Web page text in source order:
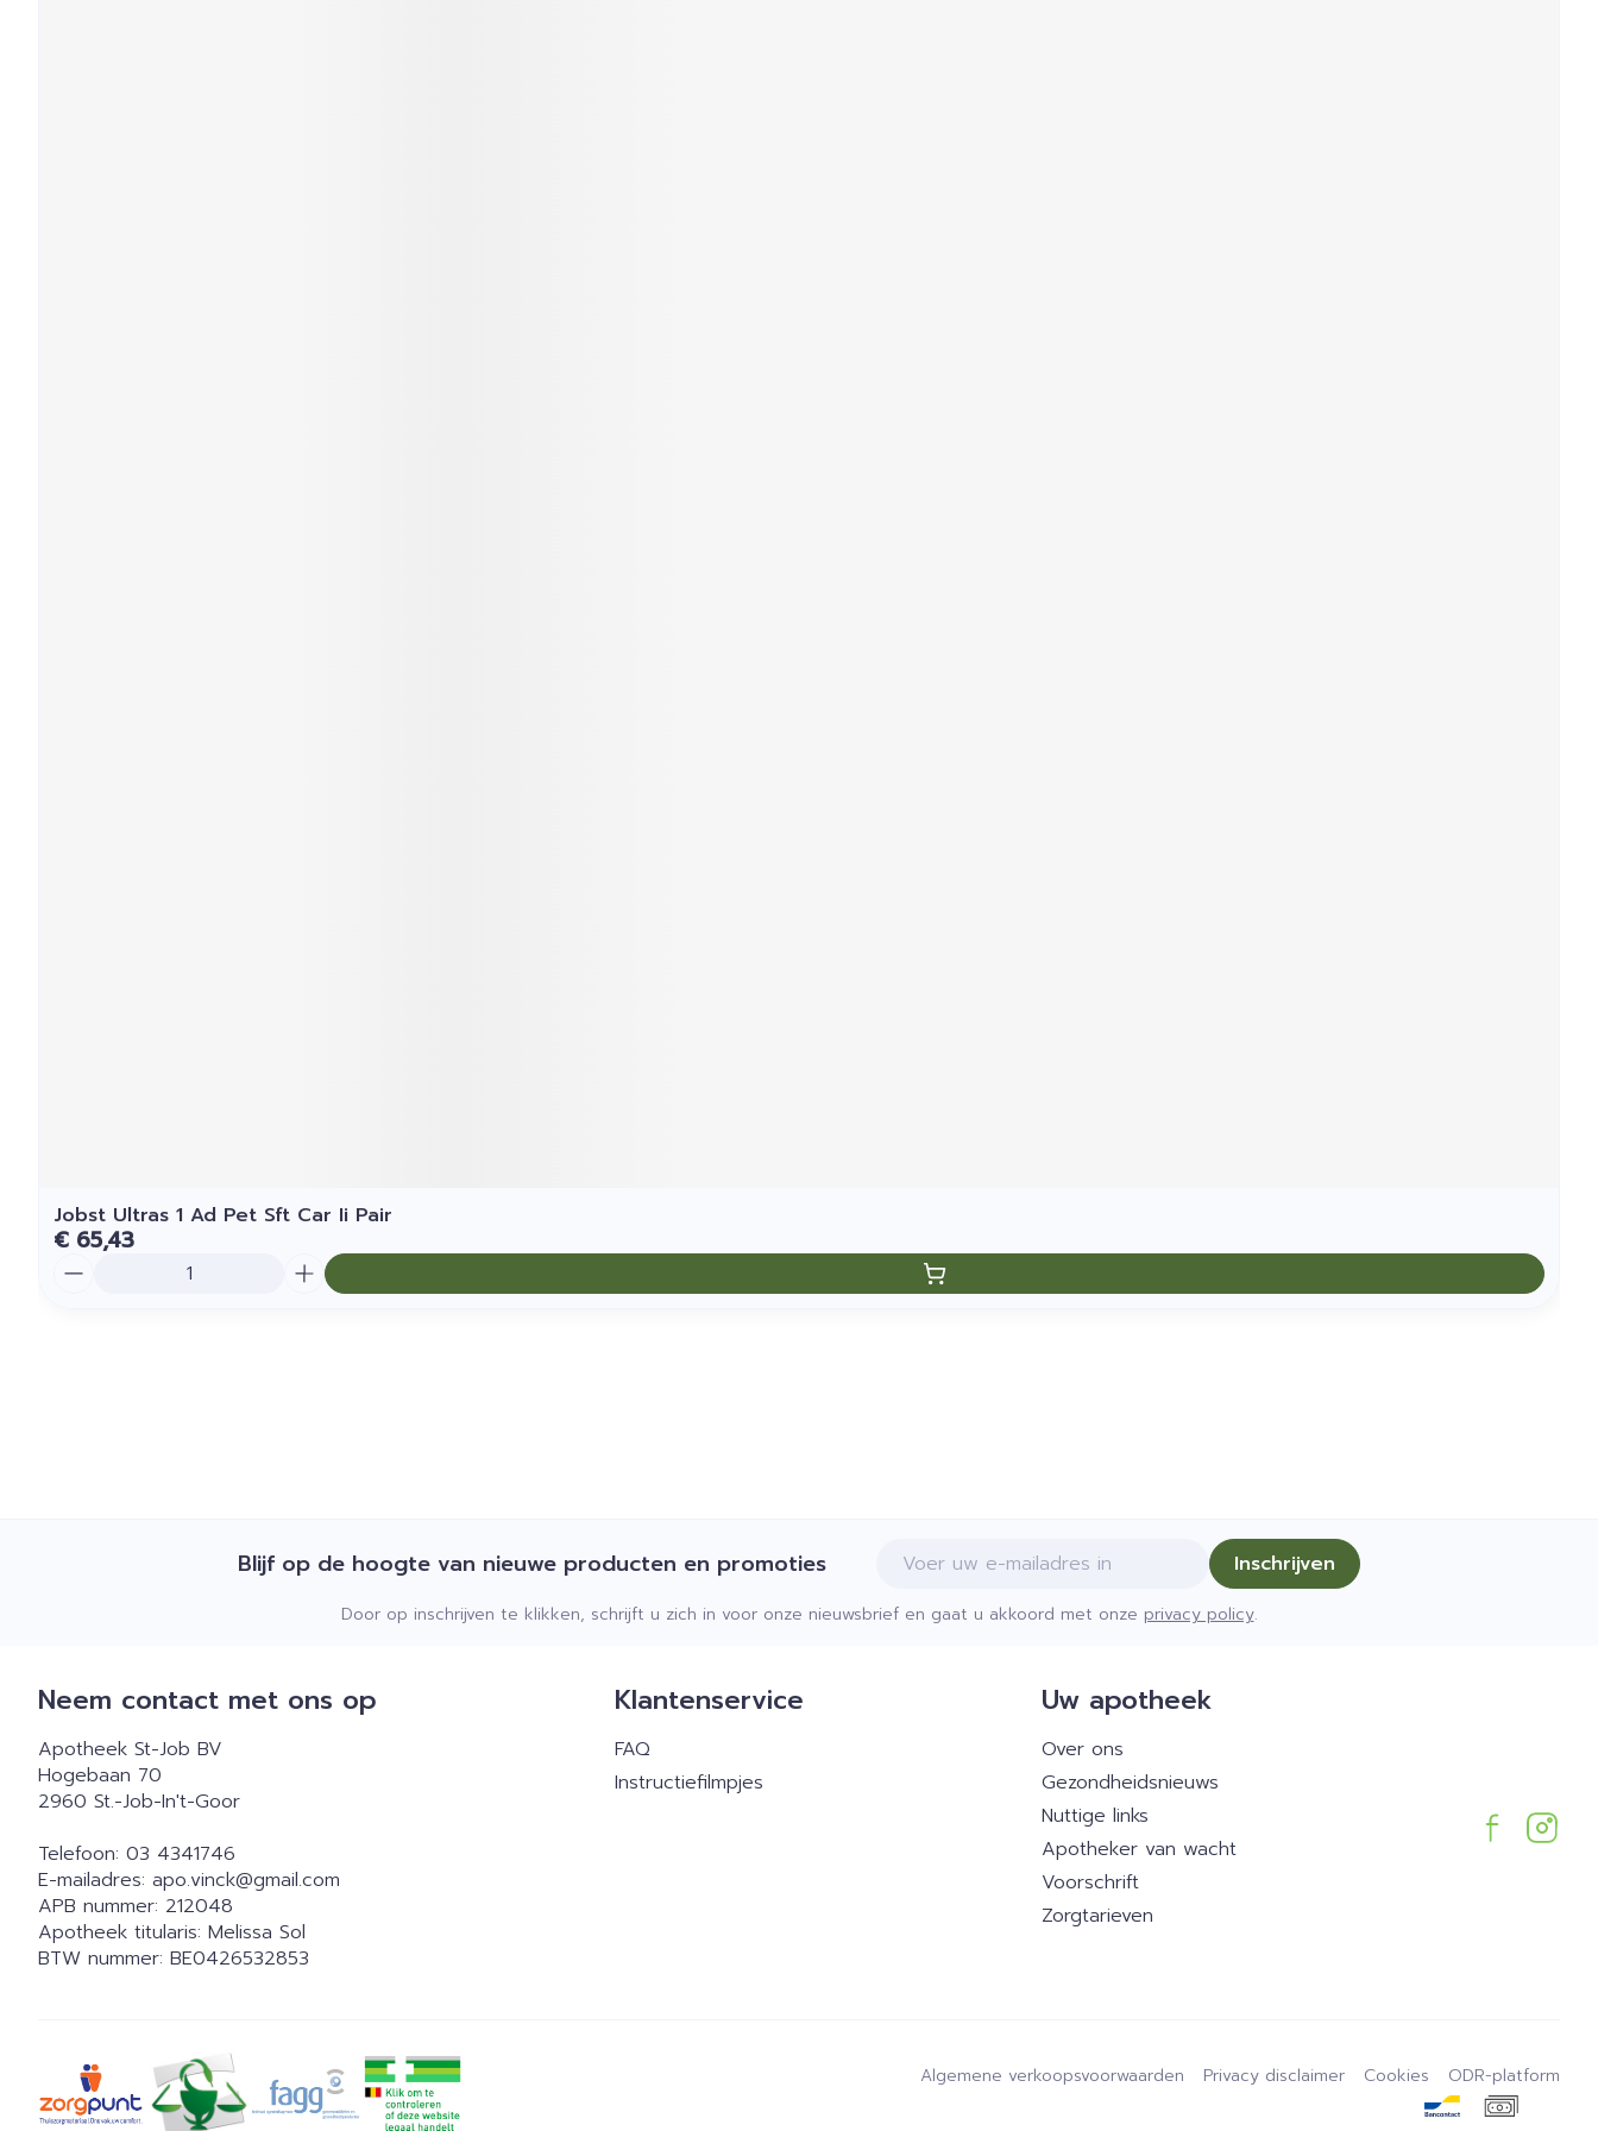
Jobst Ultras 1 Ad Pet Sft Car Ii Pair
€ 65,43
Blijf op de hoogte van nieuwe producten en promoties E-mail adres Inschrijven
Door op inschrijven te klikken, schrijft u zich in voor onze nieuwsbrief en gaat u akkoord met onze privacy policy.
Neem contact met ons op
Apotheek St-Job BV
Hogebaan 70
2960 St.-Job-In't-Goor
Telefoon: 03 4341746
E-mailadres: apo.vinck@gmail.com
APB nummer: 212048
Apotheek titularis: Melissa Sol
BTW nummer: BE0426532853
Klantenservice
FAQ
Instructiefilmpjes
Uw apotheek
Over ons
Gezondheidsnieuws
Nuttige links
Apotheker van wacht
Voorschrift
Zorgtarieven
Algemene verkoopsvoorwaarden Privacy disclaimer Cookies ODR-platform